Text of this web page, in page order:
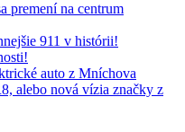
premení na centrum
911 v histórii!
auto z Mníchova
alebo nová vízia značky z